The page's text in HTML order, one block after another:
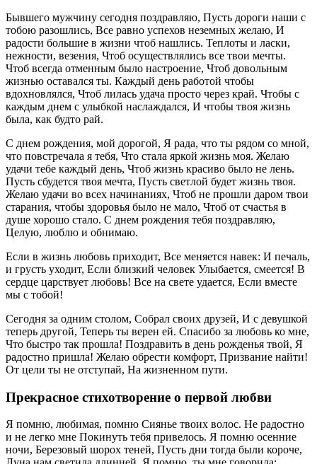
Бывшего мужчину сегодня поздравляю, Пусть дороги наши с
тобою разошлись, Все равно успехов неземных желаю, И
радости большие в жизни чтоб нашлись. Теплоты и ласки,
нежности, везения, Чтоб осуществлялись все твои мечты.
Чтоб всегда отменным было настроение, Чтоб довольным
жизнью оставался ты. Каждый день работой чтобы
вдохновлялся, Чтоб лилась удача просто через край. Чтобы с
каждым днем с улыбкой наслаждался, И чтобы твоя жизнь
была, как будто рай.
С днем рождения, мой дорогой, Я рада, что ты рядом со мной,
что повстречала я тебя, Что стала яркой жизнь моя. Желаю
удачи тебе каждый день, Чтоб жизнь красиво было не лень.
Пусть сбудется твоя мечта, Пусть светлой будет жизнь твоя.
Желаю удачи во всех начинаниях, Чтоб не прошли даром твои
старания, чтобы здоровья было не мало, Чтоб от счастья в
душе хорошо стало. С днем рождения тебя поздравляю,
Целую, люблю и обнимаю.
Если в жизнь любовь приходит, Все меняется навек: И печаль,
и грусть уходит, Если близкий человек Улыбается, смеется! В
сердце царствует любовь! Все на свете удается, Если вместе
мы с тобой!
Сегодня за одним столом, Собрал своих друзей, И с девушкой
теперь другой, Теперь ты верен ей. Спасибо за любовь ко мне,
Что быстро так прошла! Поздравить в день рожденья твой, Я
радостно пришла! Желаю обрести комфорт, Призвание найти!
От цели ты не отступай, На жизненном пути.
Прекрасное стихотворение о первой любви
Я помню, любимая, помню Сиянье твоих волос. Не радостно
и не легко мне Покинуть тебя привелось. Я помню осенние
ночи, Березовый шорох теней, Пусть дни тогда были короче,